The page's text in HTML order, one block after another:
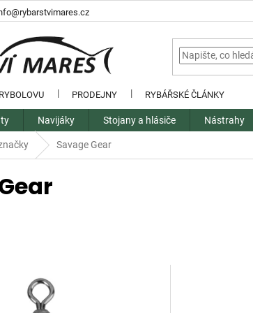
PRODEJNY RYBÁŘSKÉ ČLÁNKY
Navijáky Stojany a hlásiče Nástrahy
Savage Gear